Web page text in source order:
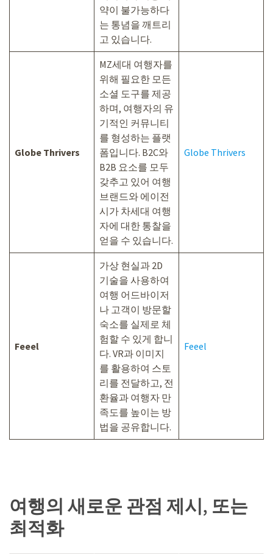
약이 불가능하다
는 통념을 깨트리
고 있습니다.
Globe Thrivers
MZ세대 여행자를
위해 필요한 모든
소셜 도구를 제공
하며, 여행자의 유
기적인 커뮤니티
를 형성하는 플랫
폼입니다. B2C와
B2B 요소를 모두
갖추고 있어 여행
브랜드와 에이전
시가 차세대 여행
자에 대한 통찰을
얻을 수 있습니다.
Globe Thrivers
Feeel
가상 현실과 2D
기술을 사용하여
여행 어드바이저
나 고객이 방문할
숙소를 실제로 체
험할 수 있게 합니
다. VR과 이미지
를 활용하여 스토
리를 전달하고, 전
환율과 여행자 만
족도를 높이는 방
법을 공유합니다.
Feeel
여행의 새로운 관점 제시, 또는
최적화